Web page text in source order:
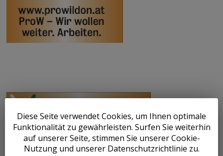
Diese Seite verwendet Cookies, um Ihnen optimale
Funktionalität zu gewährleisten. Surfen Sie weiterhin
auf unserer Seite, stimmen Sie unserer Cookie-
Nutzung und unserer Datenschutzrichtlinie zu.